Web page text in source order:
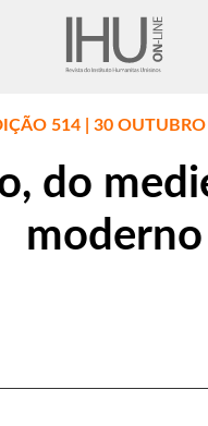
514 | 30
do
moderno